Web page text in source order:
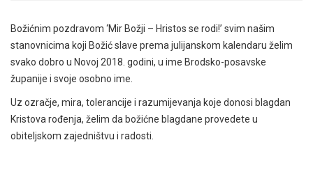
Božićnim pozdravom ‘Mir Božji – Hristos se rodi!’ svim našim
stanovnicima koji Božić slave prema julijanskom kalendaru želim
svako dobro u Novoj 2018. godini, u ime Brodsko-posavske
županije i svoje osobno ime.
Uz ozračje, mira, tolerancije i razumijevanja koje donosi blagdan
Kristova rođenja, želim da božićne blagdane provedete u
obiteljskom zajedništvu i radosti.